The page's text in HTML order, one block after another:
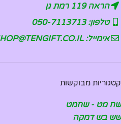
הראה 119 רמת גן
טלפון: 050-7113713
אימייל: SHOP@TENGIFT.CO.IL
קטגוריות מבוקשות
שח מט - שחמט
שש בש דמקה